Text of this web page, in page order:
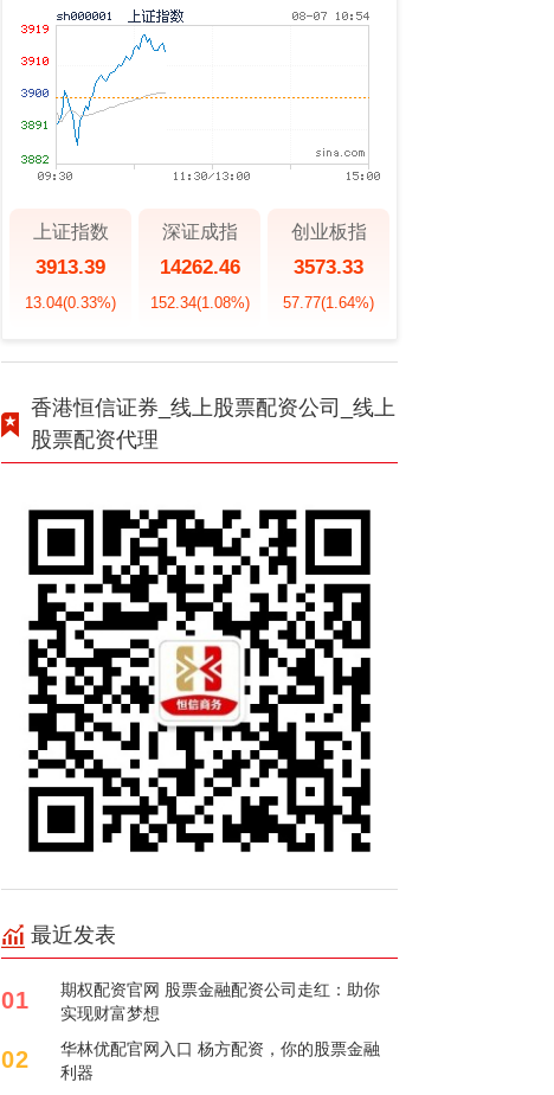
上证指数
3913.39
13.04(0.33%)
深证成指
14262.46
152.34(1.08%)
创业板指
3573.33
57.77(1.64%)
香港恒信证券_线上股票配资公司_线上
股票配资代理
最近发表
01
期权配资官网 股票金融配资公司走红：助你
实现财富梦想
02
华林优配官网入口 杨方配资，你的股票金融
利器